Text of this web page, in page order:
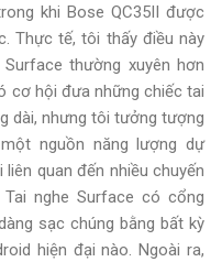
khi Bose QC35II được
Thực tế, tôi thấy điều này
thường xuyên hơn
cơ hội đưa những chiếc tai
dài, nhưng tôi tưởng tượng
nguồn năng lượng dự
quan đến nhiều chuyến
nghe Surface có cổng
sạc chúng bằng bất kỳ
hiện đại nào. Ngoài ra,